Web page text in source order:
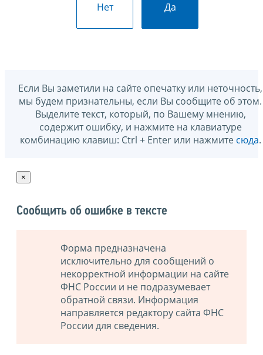
Нет Да
Если Вы заметили на сайте опечатку или неточность,
мы будем признательны, если Вы сообщите об этом.
Выделите текст, который, по Вашему мнению,
содержит ошибку, и нажмите на клавиатуре
комбинацию клавиш: Ctrl + Enter или нажмите сюда.
×
Сообщить об ошибке в тексте
Форма предназначена
исключительно для сообщений о
некорректной информации на сайте
ФНС России и не подразумевает
обратной связи. Информация
направляется редактору сайта ФНС
России для сведения.